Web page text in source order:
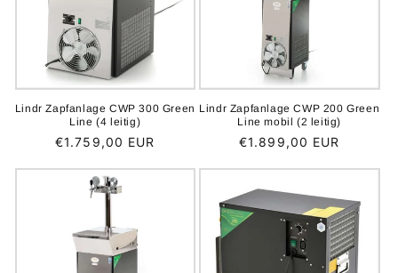
Lindr Zapfanlage CWP 300 Green
Line (4 leitig)
Normaler
€1.759,00 EUR
Lindr Zapfanlage CWP 200 Green
Line mobil (2 leitig)
Normaler
€1.899,00 EUR